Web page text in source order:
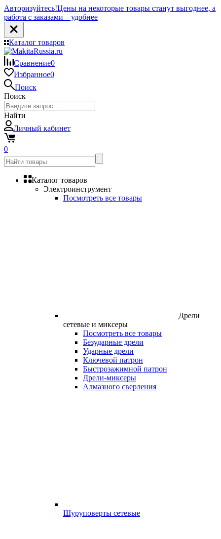
Авторизуйтесь!Цены на некоторые товары станут выгоднее, а
работа с заказами – удобнее
Каталог товаров
Сравнение0
Избранное0
Поиск
Поиск
Найти
Личный кабинет
0
Каталог товаров
Электроинструмент
Посмотреть все товары
Дрели
сетевые и миксеры
Посмотреть все товары
Безударные дрели
Ударные дрели
Ключевой патрон
Быстрозажимной патрон
Дрели-миксеры
Алмазного сверления
Шуруповерты сетевые